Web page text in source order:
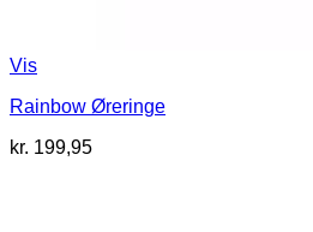
Vis
Rainbow Øreringe
kr. 199,95